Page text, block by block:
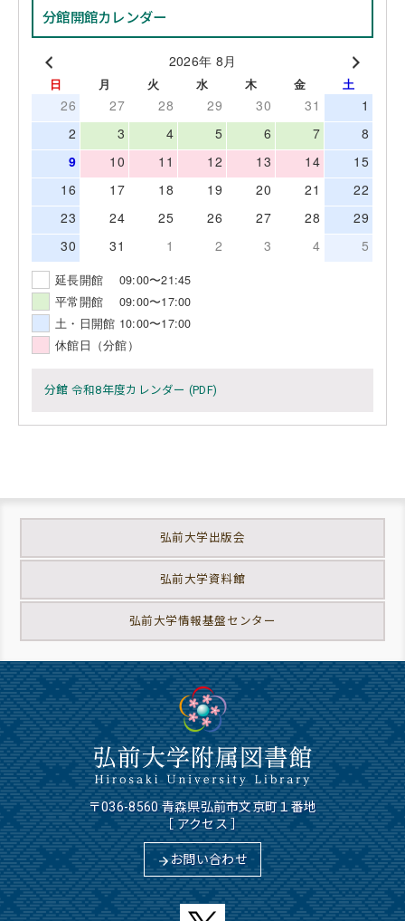
分館開館カレンダー
2026年 8月
日 月 火 水 木 金 土
26 27 28 29 30 31
1
2
3 4 5 6 7
8
9
10 11 12 13 14
15
16
17 18 19 20 21
22
23
24 25 26 27 28
29
30
31 1 2 3 4 5
延長開館 09:00〜21:45
平常開館 09:00〜17:00
土・日開館 10:00〜17:00
休館日（分館）
分館 令和8年度カレンダー (PDF)
弘前大学出版会
弘前大学資料館
弘前大学情報基盤センター
〒036-8560 青森県弘前市文京町１番地
［アクセス］
お問い合わせ